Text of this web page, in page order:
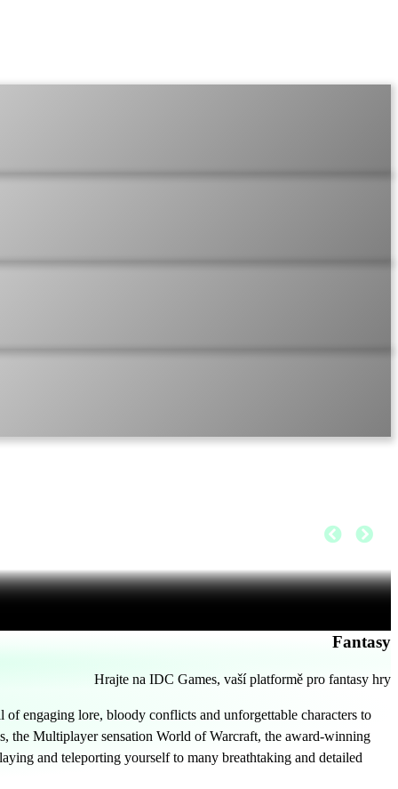
Fantasy
Hrajte na IDC Games, vaší platformě pro fantasy hry
engaging lore, bloody conflicts and unforgettable characters to
the Multiplayer sensation World of Warcraft, the award-winning
and teleporting yourself to many breathtaking and detailed